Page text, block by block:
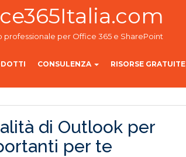
professionale per Office 365 e SharePoint
CONSULENZA RISORSE GRATUITE
di Outlook per
per te